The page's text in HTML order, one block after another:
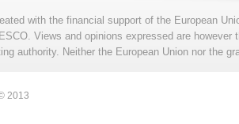
with the financial support of the European
Views and opinions expressed are
authority. Neither the European Union nor the
2013